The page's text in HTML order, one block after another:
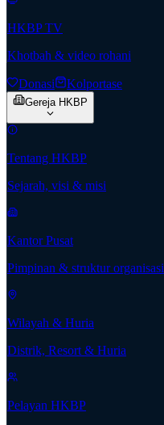
HKBP TV
Khotbah & video rohani
Donasi Kolportase
Gereja HKBP
Tentang HKBP
Sejarah, visi & misi
Kantor Pusat
Pimpinan & struktur organisasi
Wilayah & Huria
Distrik, Resort & Huria
Pelayan HKBP